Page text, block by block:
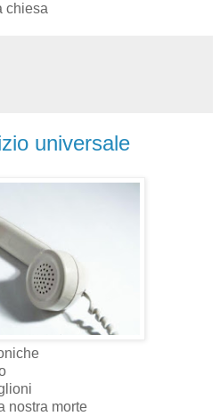
chiesa
universale
nostra morte